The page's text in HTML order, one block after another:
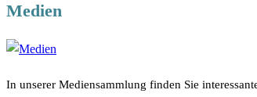
Medien
In unserer Mediensammlung finden Sie